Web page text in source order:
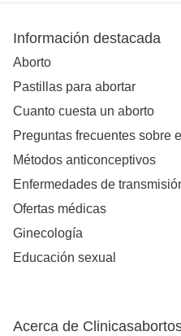
Información destacada
Aborto
Pastillas para abortar
Cuanto cuesta un aborto
Preguntas frecuentes sobre
Métodos anticonceptivos
Enfermedades de
Ofertas médicas
Ginecología
Educación sexual
Acerca de